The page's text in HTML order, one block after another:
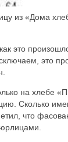
из «Дома
это
это
на хлебе
Сколько
что